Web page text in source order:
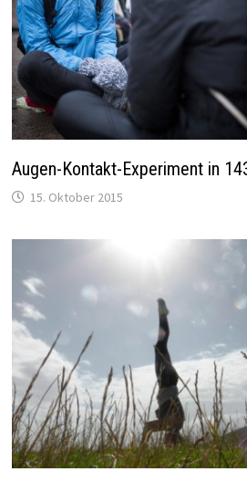
Augen-Kontakt-Experiment in
15. Oktober 2015